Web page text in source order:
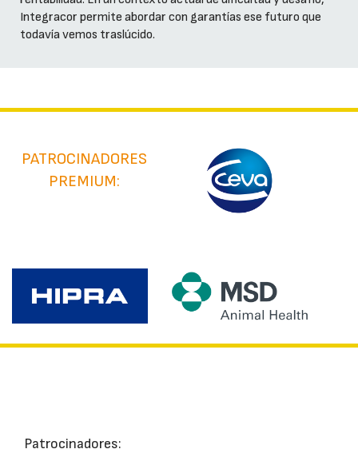
Integracor permite abordar con garantías ese futuro que
todavía vemos traslúcido.
PATROCINADORES
PREMIUM:
Patrocinadores: